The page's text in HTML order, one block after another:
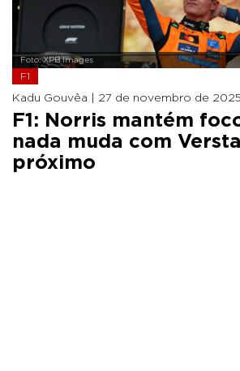
Foto: XPB Images
F1
Kadu Gouvêa | 27 de novembro de
F1: Norris mantém
nada muda com
próximo